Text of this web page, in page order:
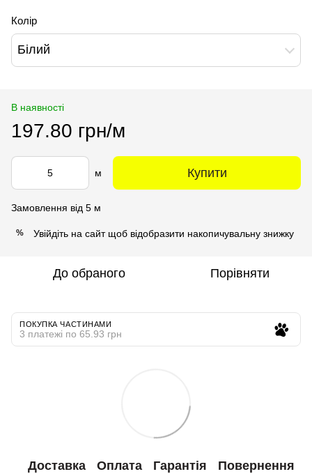
Колір
Білий
В наявності
197.80 грн/м
м Купити
Замовлення від 5 м
% Увійдіть на сайтщоб відобразити накопичувальну знижку
До обраного Порівняти
ПОКУПКА ЧАСТИНАМИ
3 платежі по 65.93 грн
Доставка Оплата Гарантія Повернення